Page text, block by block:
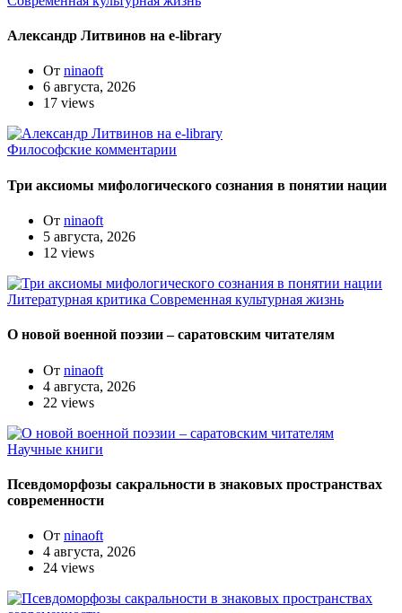
Александр Литвинов на e-library
От ninaoft
6 августа, 2026
17 views
Философские комментарии
Три аксиомы мифологического сознания в понятии нации
От ninaoft
5 августа, 2026
12 views
Литературная критика Современная культурная жизнь
О новой военной поэзии – саратовским читателям
От ninaoft
4 августа, 2026
22 views
Научные книги
Псевдоморфозы сакральности в знаковых пространствах
современности
От ninaoft
4 августа, 2026
24 views